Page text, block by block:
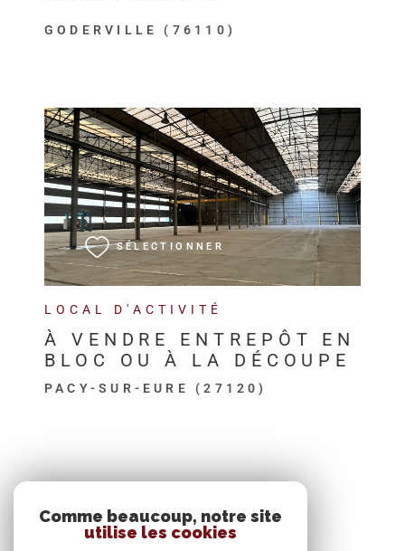
GODERVILLE (76110)
LOCAL D'ACTIVITÉ
À VENDRE ENTREPÔT EN
BLOC OU À LA DÉCOUPE
PACY-SUR-EURE (27120)
SÉLECTIONNER
VOIR LE BIEN
Comme beaucoup, notre site
utilise les cookies